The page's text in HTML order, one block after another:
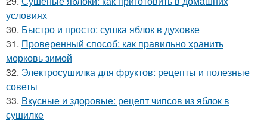
условиях
30. Быстро и просто: сушка яблок в духовке
31. Проверенный способ: как правильно хранить
морковь зимой
32. Электросушилка для фруктов: рецепты и полезные
советы
33. Вкусные и здоровые: рецепт чипсов из яблок в
сушилке